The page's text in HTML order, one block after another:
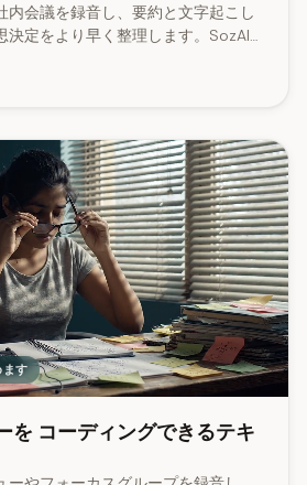
内会議を録音し、要約と文字起こし
定をより早く整理します。SozAIで
に話者ラベルが付きます。
ます
を コーディングできるテキ